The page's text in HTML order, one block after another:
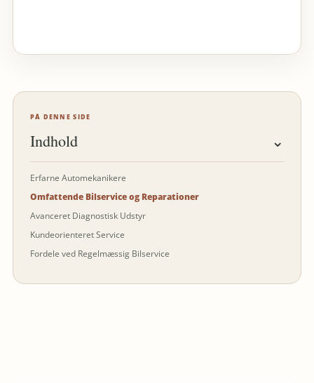
PÅ DENNE SIDE
Indhold ⌄
Erfarne Automekanikere
Omfattende Bilservice og Reparationer
Avanceret Diagnostisk Udstyr
Kundeorienteret Service
Fordele ved Regelmæssig Bilservice